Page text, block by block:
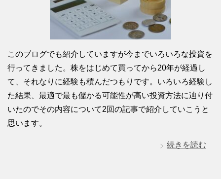
このブログでも紹介していますが今までいろいろな投資を
行ってきました。株をはじめて買ってから20年が経過し
て、それなりに経験も積んだつもりです。いろいろ経験し
た結果、最適で最も儲かる可能性が高い投資方法に辿り付
いたのでその内容について2回の記事で紹介していこうと
思います。
続きを読む